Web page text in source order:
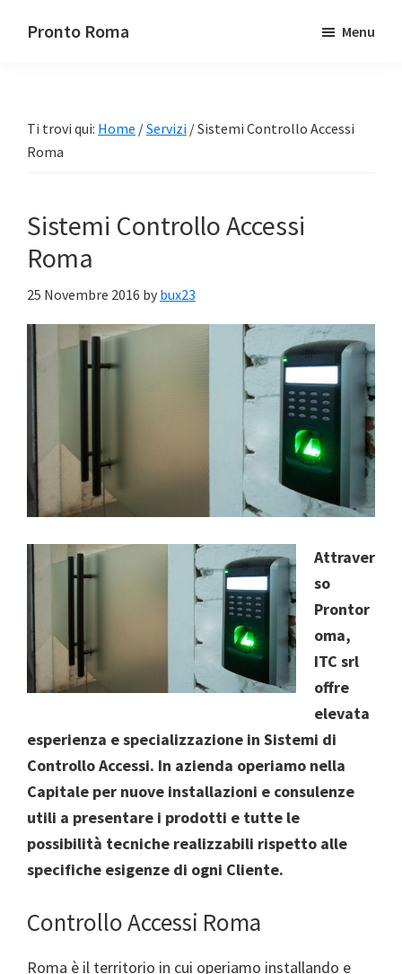
Pronto Roma Menu
Ti trovi qui: Home /Servizi /Sistemi Controllo Accessi
Roma
Sistemi Controllo Accessi
Roma
25 Novembre 2016 by bux23
Attraver
so
Prontor
oma,
ITC srl
offre
elevata
esperienza e specializzazione in Sistemi di
Controllo Accessi. In azienda operiamo nella
Capitale per nuove installazioni e consulenze
utili a presentare i prodotti e tutte le
possibilità tecniche realizzabili rispetto alle
specifiche esigenze di ogni Cliente.
Controllo Accessi Roma
Roma è il territorio in cui operiamo installando e